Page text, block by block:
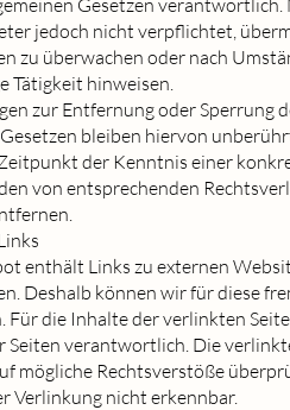
Gesetzen verantwortlich.
jedoch nicht verpflichtet,
zu überwachen oder nach
Tätigkeit hinweisen.
zur Entfernung oder Sperrung
bleiben hiervon
der Kenntnis einer
von entsprechenden
enthält Links zu externen
Deshalb können wir für diese
Für die Inhalte der verlinkten
Seiten verantwortlich. Die
mögliche Rechtsverstöße
Verlinkung nicht erkennbar.